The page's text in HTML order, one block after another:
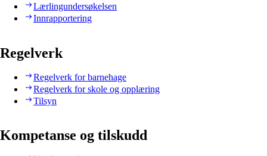
Lærlingundersøkelsen
Innrapportering
Regelverk
Regelverk for barnehage
Regelverk for skole og opplæring
Tilsyn
Kompetanse og tilskudd